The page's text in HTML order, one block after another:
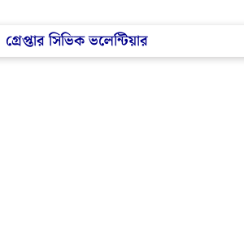
সিভিক ভলেন্টিয়ার